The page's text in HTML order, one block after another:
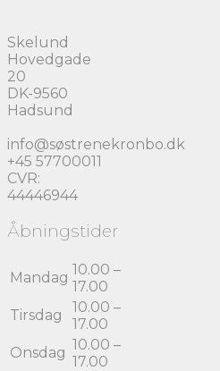
Skelund
Hovedgade
20
DK-9560
Hadsund
info@søstrenekronbo.dk
+45 57700011
CVR:
44446944
Åbningstider
Mandag 10.00 –
17.00
Tirsdag
10.00 –
17.00
Onsdag 10.00 –
17.00